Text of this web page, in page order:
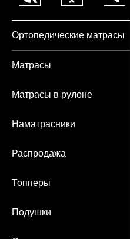
Ортопедические матрасы
Матрасы
Матрасы в рулоне
Наматрасники
Распродажа
Топперы
Подушки